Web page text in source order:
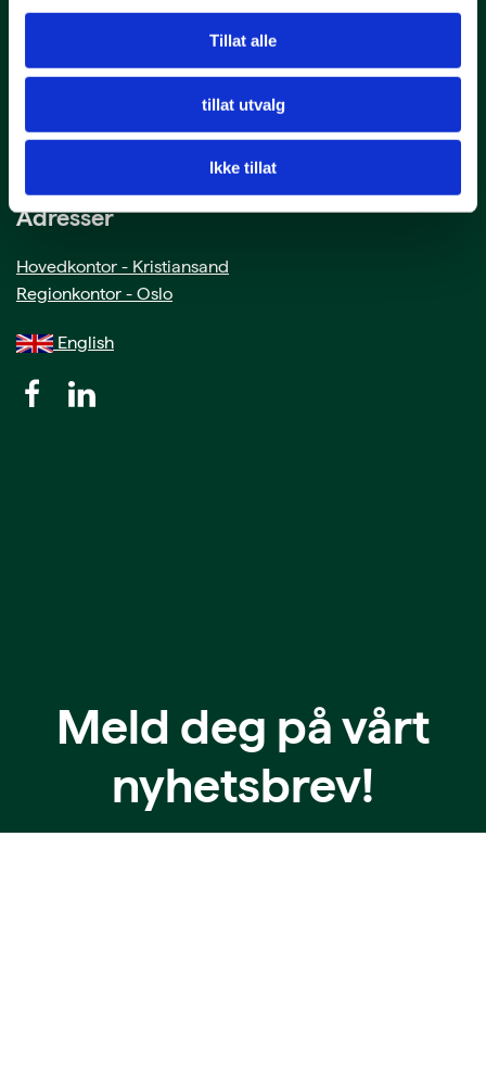
Tillat alle
tillat utvalg
Ikke tillat
Kontakt oss
T: 38 00 80 60
Adresser
Hovedkontor - Kristiansand
Regionkontor - Oslo
English
Meld deg på vårt
nyhetsbrev!